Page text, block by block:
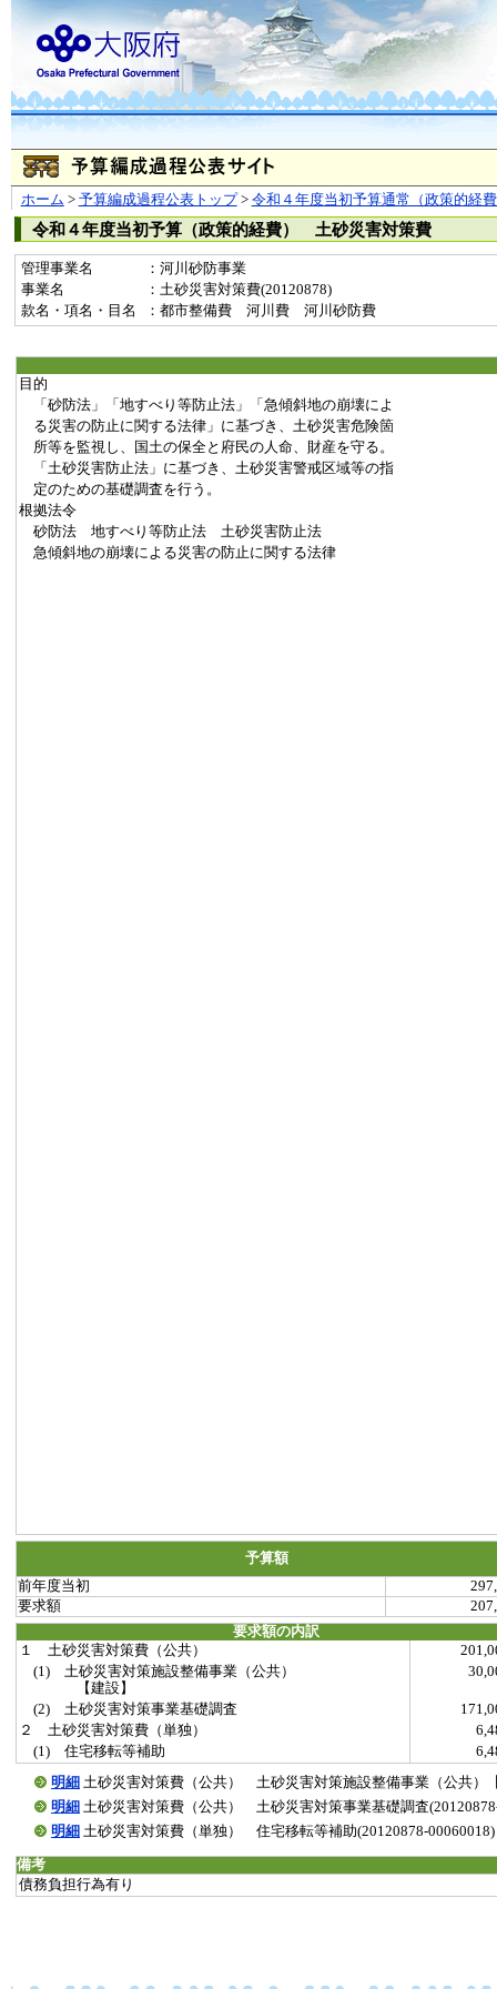
ホーム > 予算編成過程公表トップ> 令和４年度当初予算通常（政策的経
令和４年度当初予算（政策的経費） 土砂災害対策費
管理事業名
：河川砂防事業
事業名
：土砂災害対策費(20120878)
款名・項名・目名
：都市整備費 河川費 河川砂防費
目的
「砂防法」「地すべり等防止法」「急傾斜地の崩壊によ
る災害の防止に関する法律」に基づき、土砂災害危険箇
所等を監視し、国土の保全と府民の人命、財産を守る。
「土砂災害防止法」に基づき、土砂災害警戒区域等の指
定のための基礎調査を行う。
根拠法令
砂防法 地すべり等防止法 土砂災害防止法
急傾斜地の崩壊による災害の防止に関する法律
予算額
前年度当初
要求額
要求額の内訳
１ 土砂災害対策費（公共）
(1) 土砂災害対策施設整備事業（公共）
【建設】
(2) 土砂災害対策事業基礎調査
２ 土砂災害対策費（単独）
(1) 住宅移転等補助
明細 土砂災害対策費（公共） 土砂災害対策施設整備事業（公共）
明細 土砂災害対策費（公共） 土砂災害対策事業基礎調査
明細 土砂災害対策費（単独） 住宅移転等補助(20120878-00060018)
備考
債務負担行為有り